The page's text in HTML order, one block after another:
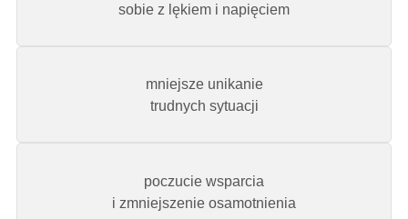
sobie z lękiem i napięciem
mniejsze unikanie
trudnych sytuacji
poczucie wsparcia
i zmniejszenie osamotnienia